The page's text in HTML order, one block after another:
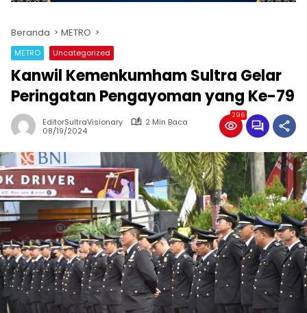
Beranda METRO
METRO Uncategorized
Kanwil Kemenkumham Sultra Gelar
Peringatan Pengayoman yang Ke-79
EditorSultraVisionary
2 Min Baca
08/19/2024
296